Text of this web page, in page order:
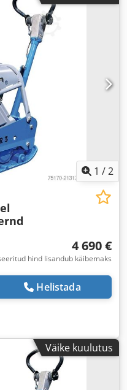
1 /2
4 690 €
hind lisandub käibemaks
Helistada
Väike kuulutus